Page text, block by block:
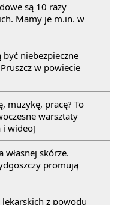
są 10 razy
Mamy je m.in. w
niebezpieczne
w powiecie
muzykę, pracę? To
warsztaty
i wideo]
własnej skórze.
promują
z powodu